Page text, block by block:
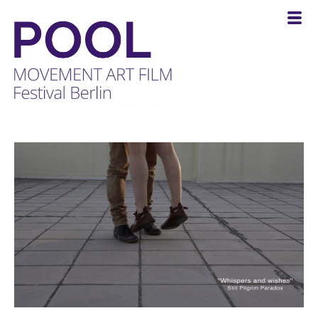
MOVEMENT
FILM
Festival
Berlin